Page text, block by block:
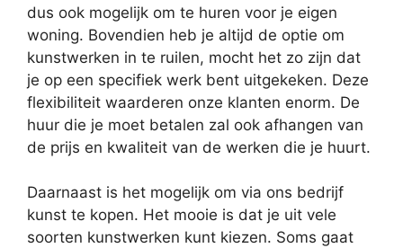
dus ook mogelijk om te huren voor je eigen
woning. Bovendien heb je altijd de optie om
kunstwerken in te ruilen, mocht het zo zijn dat
je op een specifiek werk bent uitgekeken. Deze
flexibiliteit waarderen onze klanten enorm. De
huur die je moet betalen zal ook afhangen van
de prijs en kwaliteit van de werken die je huurt.
Daarnaast is het mogelijk om via ons bedrijf
kunst te kopen. Het mooie is dat je uit vele
soorten kunstwerken kunt kiezen. Soms gaat